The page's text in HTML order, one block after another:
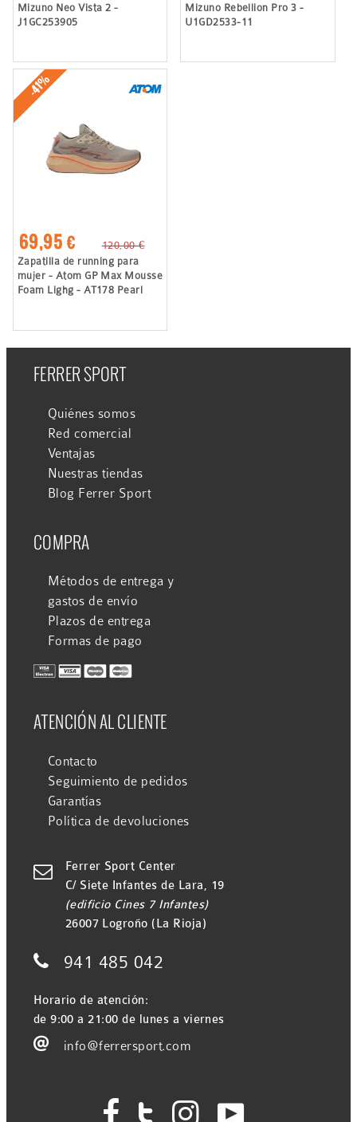
Mizuno Neo Vista 2 -
J1GC253905
Mizuno Rebellion Pro 3 -
U1GD2533-11
-41%
69,95 €
120,00 €
Zapatilla de running para
mujer - Atom GP Max Mousse
Foam Lighg - AT178 Pearl
FERRER SPORT
Quiénes somos
Red comercial
Ventajas
Nuestras tiendas
Blog Ferrer Sport
COMPRA
Métodos de entrega y
gastos de envío
Plazos de entrega
Formas de pago
ATENCIÓN AL CLIENTE
Contacto
Seguimiento de pedidos
Garantías
Política de devoluciones

Ferrer Sport Center
C/ Siete Infantes de Lara, 19
(edificio Cines 7 Infantes)
26007 Logroño (La Rioja)
 941 485 042
Horario de atención:
de 9:00 a 21:00 de lunes a viernes
 info@ferrersport.com
   